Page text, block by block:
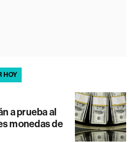
HOY
a prueba al
monedas de